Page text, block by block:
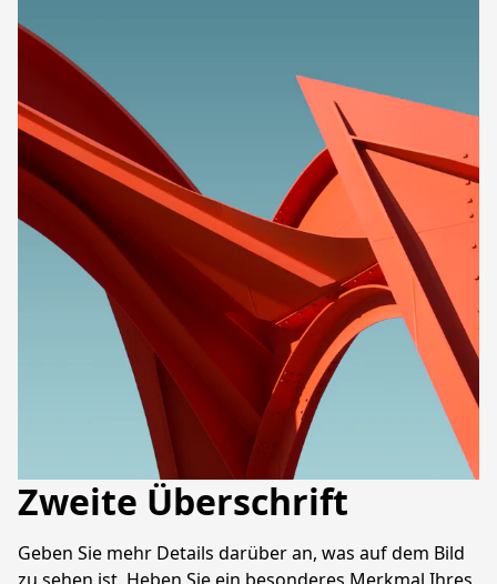
Zweite Überschrift
Geben Sie mehr Details darüber an, was auf dem Bild